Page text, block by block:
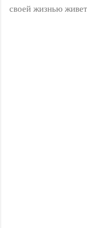
своей жизнью